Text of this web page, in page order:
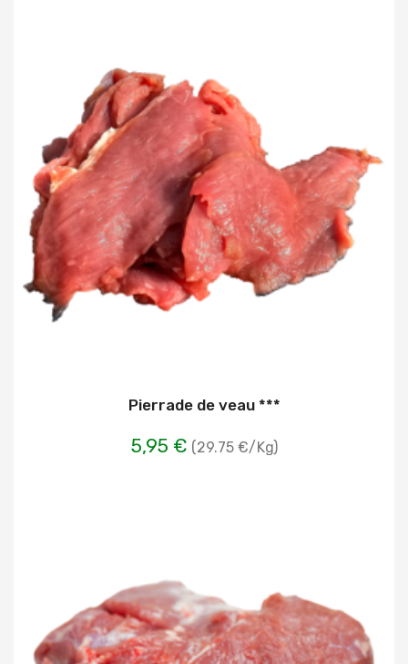
Pierrade de veau ***
5,95 € (29.75 €/Kg)